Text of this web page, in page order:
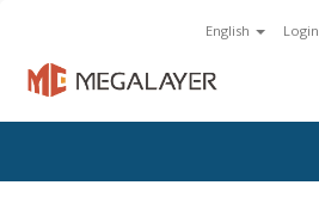
English Login